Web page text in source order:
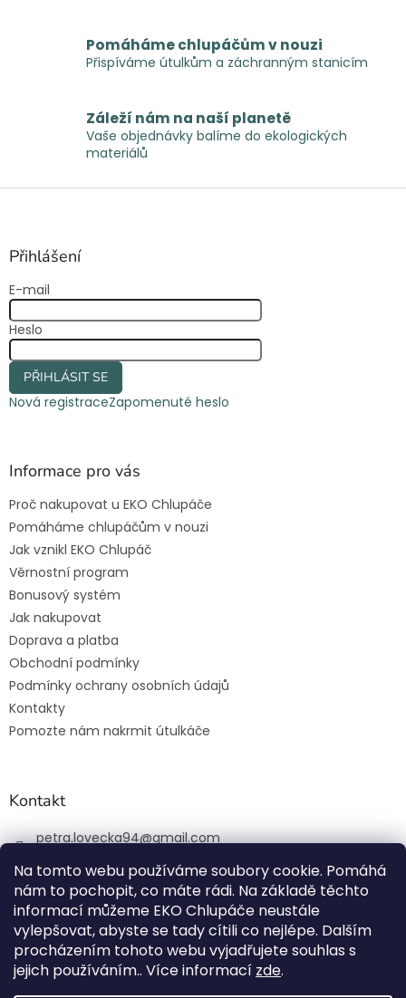
Na tomto webu používáme soubory cookie. Pomáhá
nám to pochopit, co máte rádi. Na základě těchto
informací můžeme EKO Chlupáče neustále
vylepšovat, abyste se tady cítili co nejlépe. Dalším
procházením tohoto webu vyjadřujete souhlas s
jejich používáním.. Více informací zde.
Pomáháme chlupáčům v nouzi
Přispíváme útulkům a záchranným stanicím
Záleží nám na naší planetě
Vaše objednávky balíme do ekologických
materiálů
Z
Přihlášení
E-mail
Heslo
PŘIHLÁSIT SE
Nová registraceZapomenuté heslo
Informace pro vás
Proč nakupovat u EKO Chlupáče
Pomáháme chlupáčům v nouzi
Jak vznikl EKO Chlupáč
Věrnostní program
Bonusový systém
Jak nakupovat
Doprava a platba
Obchodní podmínky
Podmínky ochrany osobních údajů
Kontakty
Pomozte nám nakrmit útulkáče
Kontakt
petra.lovecka94@gmail.com
+420 774 131 648
ekochlupac.cz
Vytvořil Shoptet